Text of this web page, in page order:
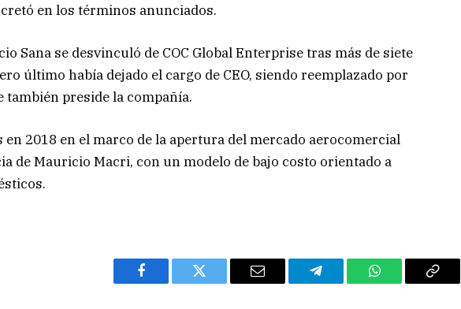
en los términos anunciados.
Sana se desvinculó de COC Global Enterprise tras más de siete
último había dejado el cargo de CEO, siendo reemplazado por
también preside la compañía.
2018 en el marco de la apertura del mercado aerocomercial
de Mauricio Macri, con un modelo de bajo costo orientado a
Facebook Twitter Email Telegram WhatsAppCopy